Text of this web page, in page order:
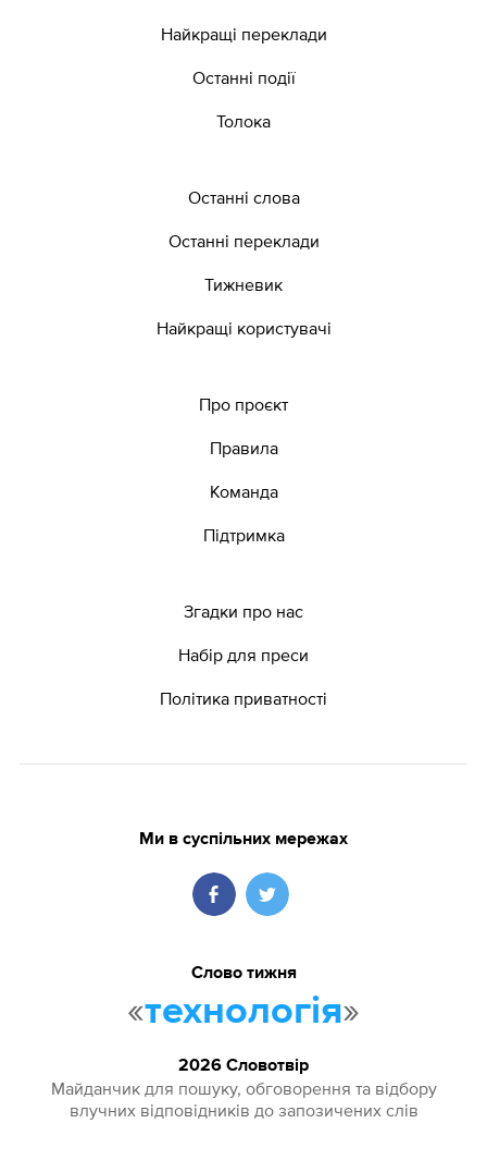
Найкращі переклади
Останні події
Толока
Останні слова
Останні переклади
Тижневик
Найкращі користувачі
Про проєкт
Правила
Команда
Підтримка
Згадки про нас
Набір для преси
Політика приватності
Ми в суспільних мережах
Слово тижня
«технологія»
2026 Словотвір
Майданчик для пошуку, обговорення та відбору
влучних відповідників до запозичених слів